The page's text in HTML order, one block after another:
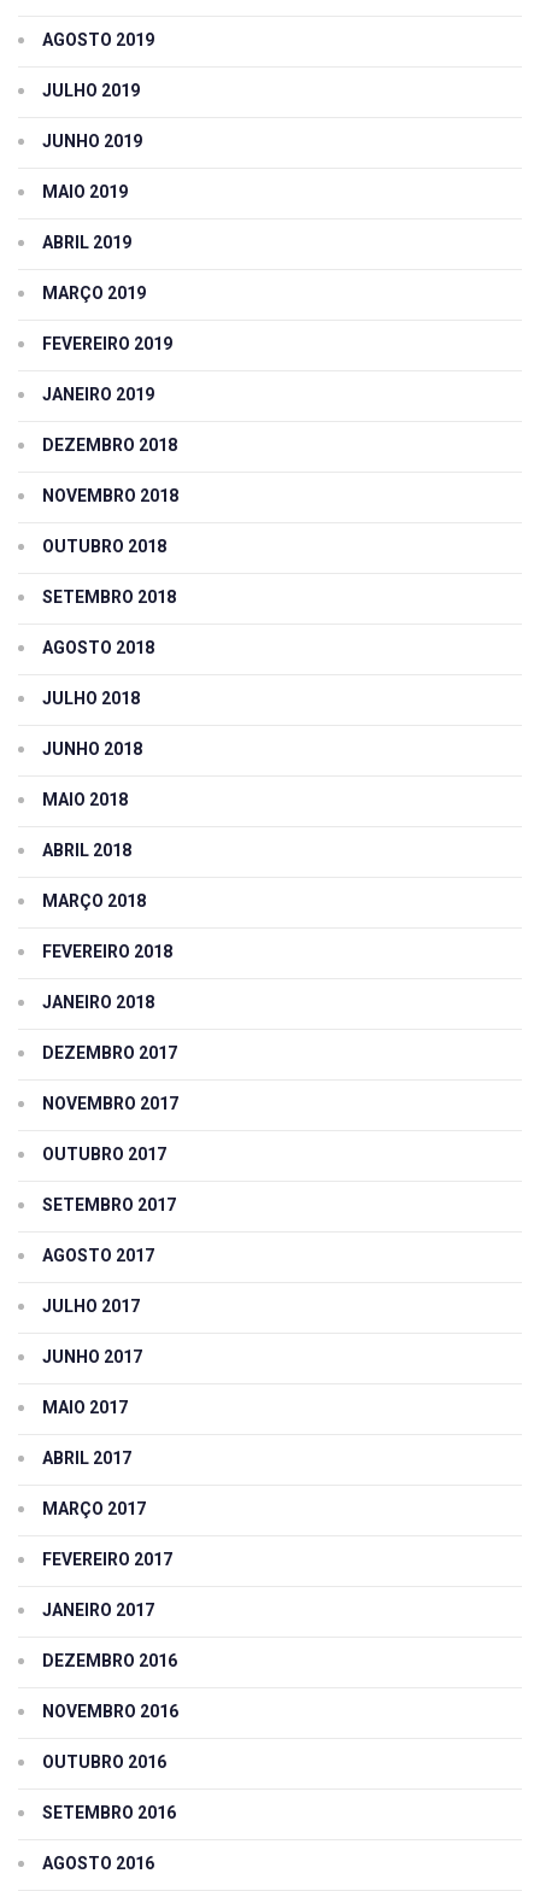
AGOSTO 2019
JULHO 2019
JUNHO 2019
MAIO 2019
ABRIL 2019
MARÇO 2019
FEVEREIRO 2019
JANEIRO 2019
DEZEMBRO 2018
NOVEMBRO 2018
OUTUBRO 2018
SETEMBRO 2018
AGOSTO 2018
JULHO 2018
JUNHO 2018
MAIO 2018
ABRIL 2018
MARÇO 2018
FEVEREIRO 2018
JANEIRO 2018
DEZEMBRO 2017
NOVEMBRO 2017
OUTUBRO 2017
SETEMBRO 2017
AGOSTO 2017
JULHO 2017
JUNHO 2017
MAIO 2017
ABRIL 2017
MARÇO 2017
FEVEREIRO 2017
JANEIRO 2017
DEZEMBRO 2016
NOVEMBRO 2016
OUTUBRO 2016
SETEMBRO 2016
AGOSTO 2016